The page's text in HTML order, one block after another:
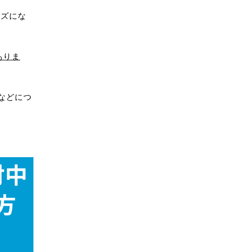
にな
ま
どにつ